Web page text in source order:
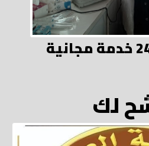
الصحة تقدم 2400 خدمة مجانية
لك